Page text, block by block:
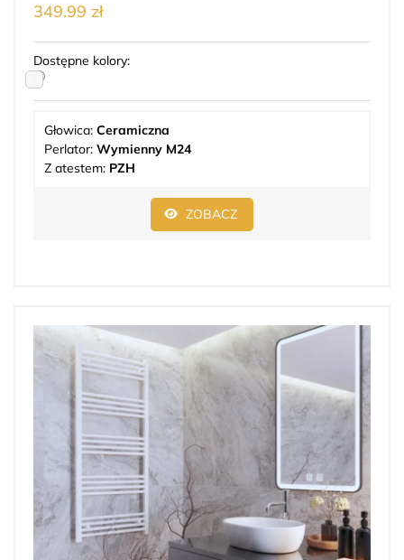
349.99 zł
Dostępne kolory:
Głowica: Ceramiczna
Perlator: Wymienny M24
Z atestem: PZH
ZOBACZ